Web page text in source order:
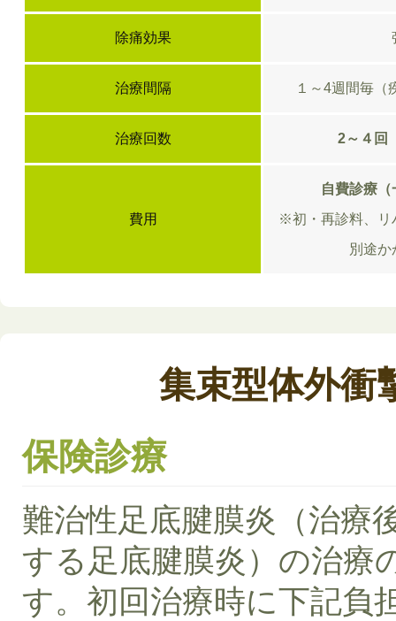
除痛効果
治療間隔 １～4週間毎（
治療回数 2～４回
費用
自費診療
※初・再診料、リ
別途か
集束型体外衝
保険診療
難治性足底腱膜炎（治療
する足底腱膜炎）の治療
す。初回治療時に下記負